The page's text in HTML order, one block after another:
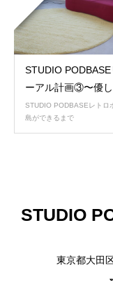
STUDIO PODBASE
ーアル計画③〜優
STUDIO PODBASEレトロ
島ができるまで
STUDIO
東京都大田